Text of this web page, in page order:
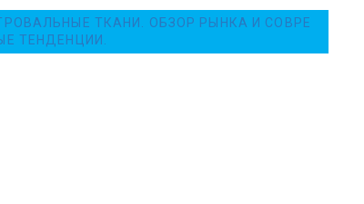
ТКАНИ. ОБЗОР РЫНКА И СОВРЕ
ТЕНДЕНЦИИ.